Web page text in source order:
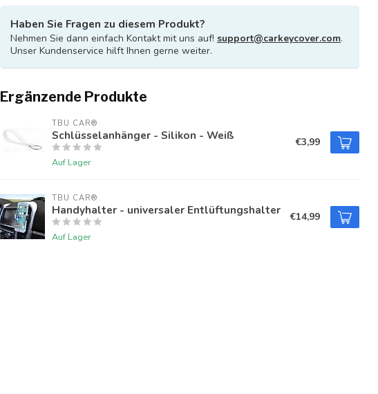
Haben Sie Fragen zu diesem Produkt?
Nehmen Sie dann einfach Kontakt mit uns auf! support@carkeycover.com.
Unser Kundenservice hilft Ihnen gerne weiter.
Ergänzende Produkte
TBU CAR®
Schlüsselanhänger - Silikon - Weiß
Auf Lager
€3,99
TBU CAR®
Handyhalter - universaler Entlüftungshalter
Auf Lager
€14,99